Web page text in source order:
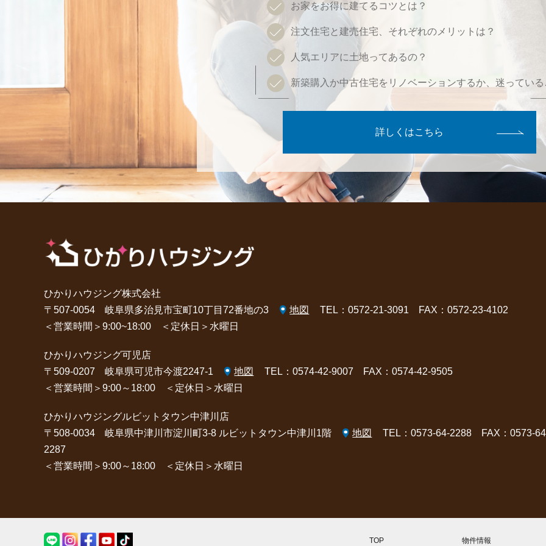
お家をお得に建てるコツとは？
注文住宅と建売住宅、 それぞれのメリットは？
人気エリアに土地ってあるの？
新築購入か中古住宅をリノベーションするか、迷ってい
詳しくはこちら
ひかりハウジング株式会社
〒507-0054 岐阜県多治見市宝町10丁目72番地の3
地図 TEL：0572-21-3091 FAX：0572-23-4102
＜営業時間＞9:00~18:00 ＜定休日＞水曜日
ひかりハウジング可児店
〒509-0207 岐阜県可児市今渡2247-1
地図 TEL：0574-42-9007 FAX：0574-42-9505
＜営業時間＞9:00～18:00 ＜定休日＞水曜日
ひかりハウジングルビットタウン中津川店
〒508-0034 岐阜県中津川市淀川町3-8 ルビットタウン中津川1階
地図 TEL：0573-64-2288 FAX：0573-
2287
＜営業時間＞9:00～18:00 ＜定休日＞水曜日
TOP 物件情報